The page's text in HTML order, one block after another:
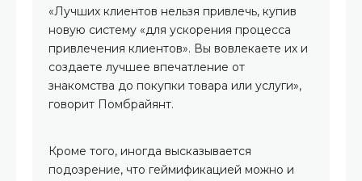
«Лучших клиентов нельзя привлечь, купив
новую систему «для ускорения процесса
привлечения клиентов». Вы вовлекаете их и
создаете лучшее впечатление от
знакомства до покупки товара или услуги»,
говорит Помбрайянт.
Кроме того, иногда высказывается
подозрение, что геймификацией можно и